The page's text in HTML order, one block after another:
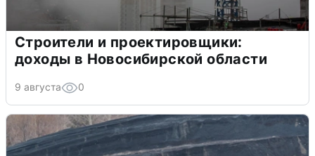
Строители и проектировщики:
доходы в Новосибирской области
9 августа 0